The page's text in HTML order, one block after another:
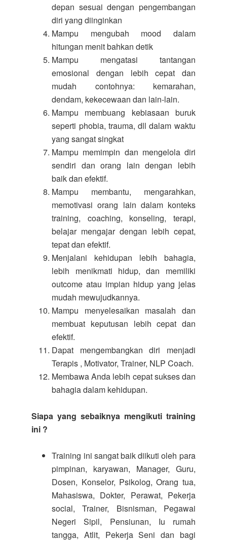
depan sesuai dengan pengembangan
diri yang diinginkan
Mampu mengubah mood dalam
hitungan menit bahkan detik
Mampu mengatasi tantangan
emosional dengan lebih cepat dan
mudah contohnya: kemarahan,
dendam, kekecewaan dan lain-lain.
Mampu membuang kebiasaan buruk
seperti phobia, trauma, dll dalam waktu
yang sangat singkat
Mampu memimpin dan mengelola diri
sendiri dan orang lain dengan lebih
baik dan efektif.
Mampu membantu, mengarahkan,
memotivasi orang lain dalam konteks
training, coaching, konseling, terapi,
belajar mengajar dengan lebih cepat,
tepat dan efektif.
Menjalani kehidupan lebih bahagia,
lebih menikmati hidup, dan memiliki
outcome atau impian hidup yang jelas
mudah mewujudkannya.
Mampu menyelesaikan masalah dan
membuat keputusan lebih cepat dan
efektif.
Dapat mengembangkan diri menjadi
Terapis , Motivator, Trainer, NLP Coach.
Membawa Anda lebih cepat sukses dan
bahagia dalam kehidupan.
Siapa yang sebaiknya mengikuti training
ini ?
Training ini sangat baik diikuti oleh para
pimpinan, karyawan, Manager, Guru,
Dosen, Konselor, Psikolog, Orang tua,
Mahasiswa, Dokter, Perawat, Pekerja
social, Trainer, Bisnisman, Pegawai
Negeri Sipil, Pensiunan, Iu rumah
tangga, Atlit, Pekerja Seni dan bagi